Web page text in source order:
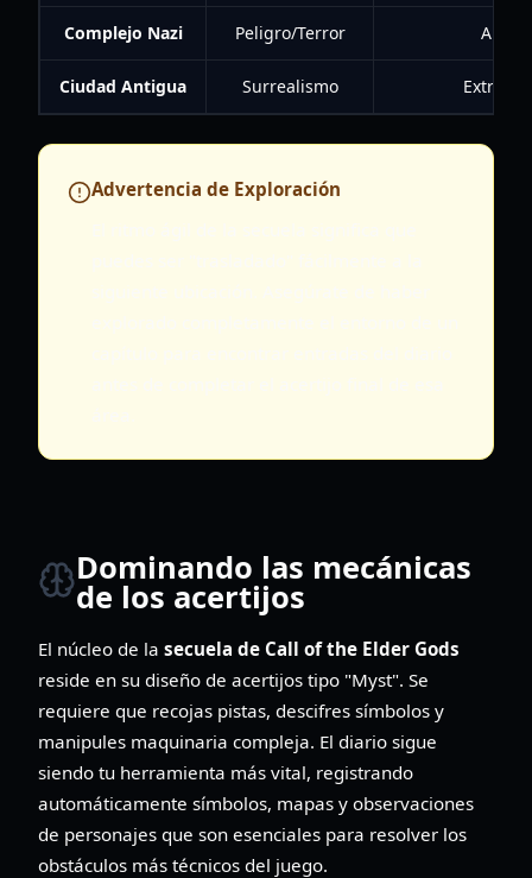
Complejo Nazi Peligro/Terror Alta
Ciudad Antigua Surrealismo Extrema
Advertencia de Exploración
Dominando las mecánicas
de los acertijos
El núcleo de la secuela de Call of the Elder Gods
reside en su diseño de acertijos tipo "Myst". Se
requiere que recojas pistas, descifres símbolos y
manipules maquinaria compleja. El diario sigue
siendo tu herramienta más vital, registrando
automáticamente símbolos, mapas y observaciones
de personajes que son esenciales para resolver los
obstáculos más técnicos del juego.